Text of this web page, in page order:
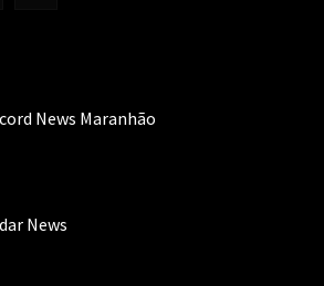
News Maranhão
News